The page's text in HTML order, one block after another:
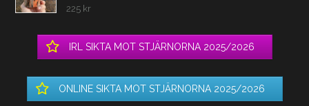
225 kr
IRL SIKTA MOT STJÄRNORNA 2025/2026
ONLINE SIKTA MOT STJÄRNORNA 2025/2026